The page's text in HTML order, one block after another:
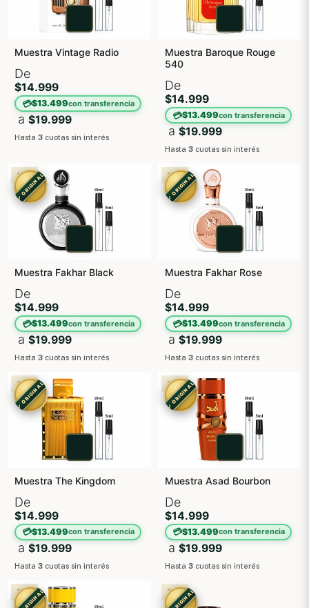
Muestra Vintage Radio
De
$14.999
💳$13.499con transferencia
a $19.999
Hasta3 cuotas sin interés
Muestra Baroque Rouge
540
De
$14.999
💳$13.499con transferencia
a $19.999
Hasta 3 cuotas sin interés
3X2
✓ ORIGINAL
Muestra Fakhar Black
De
$14.999
💳$13.499con transferencia
a $19.999
Hasta3 cuotas sin interés
3X2
✓ ORIGINAL
Muestra Fakhar Rose
De
$14.999
💳$13.499con transferencia
a $19.999
Hasta 3 cuotas sin interés
3X2
✓ ORIGINAL
Muestra The Kingdom
De
$14.999
💳$13.499con transferencia
a $19.999
Hasta3 cuotas sin interés
3X2
✓ ORIGINAL
Muestra Asad Bourbon
De
$14.999
💳$13.499con transferencia
a $19.999
Hasta 3 cuotas sin interés
3X2 3X2